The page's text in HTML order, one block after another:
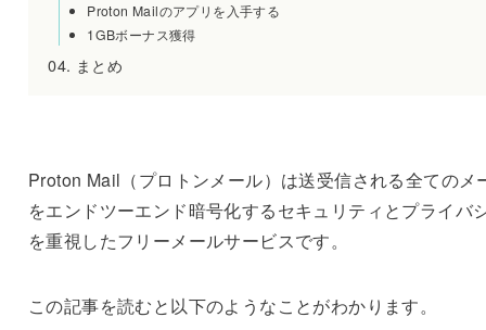
Proton Mailのアプリを入手する
1GBボーナス獲得
まとめ
Proton Mail（プロトンメール）は送受信される全てのメ
をエンドツーエンド暗号化するセキュリティとプライバ
を重視したフリーメールサービスです。
この記事を読むと以下のようなことがわかります。